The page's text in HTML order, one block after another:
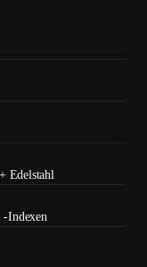
Edelstahl
Indexen